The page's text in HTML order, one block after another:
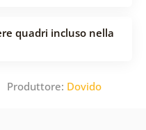
quadri incluso nella
Produttore: Dovido